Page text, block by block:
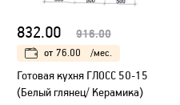
832.00 916.00
от 76.00 /мес.
Готовая кухня ГЛОСС 50-15
(Белый глянец/ Керамика)